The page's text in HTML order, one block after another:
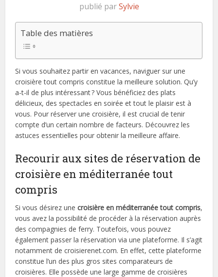
publié parSylvie
Table des matières
Si vous souhaitez partir en vacances, naviguer sur une
croisière tout compris constitue la meilleure solution. Qu’y
a-t-il de plus intéressant ? Vous bénéficiez des plats
délicieux, des spectacles en soirée et tout le plaisir est à
vous. Pour réserver une croisière, il est crucial de tenir
compte d’un certain nombre de facteurs. Découvrez les
astuces essentielles pour obtenir la meilleure affaire.
Recourir aux sites de réservation de
croisière en méditerranée tout
compris
Si vous désirez unecroisière en méditerranée tout compris,
vous avez la possibilité de procéder à la réservation auprès
des compagnies de ferry. Toutefois, vous pouvez
également passer la réservation via une plateforme. Il s’agit
notamment de croisierenet.com. En effet, cette plateforme
constitue l’un des plus gros sites comparateurs de
croisières. Elle possède une large gamme de croisières